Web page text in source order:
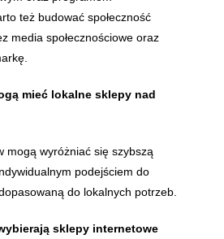
też budować społeczność
media społecznościowe oraz
mieć lokalne sklepy nad
mogą wyróżniać się szybszą
podejściem do
do lokalnych potrzeb.
sklepy internetowe